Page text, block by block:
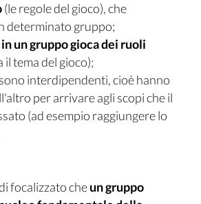
(le regole del gioco), che
determinato gruppo;
un gruppo gioca dei ruoli
tema del gioco);
interdipendenti, cioè hanno
per arrivare agli scopi che il
(ad esempio raggiungere lo
focalizzato cheun gruppo